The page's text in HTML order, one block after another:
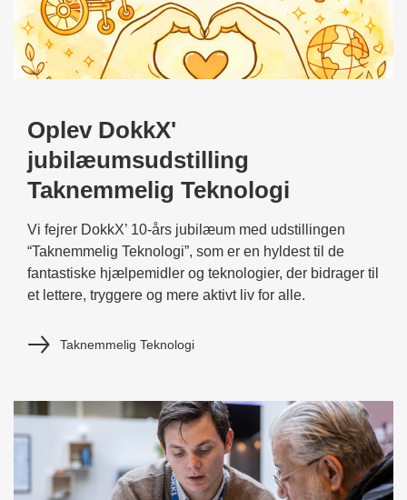
Oplev DokkX'
jubilæumsudstilling
Taknemmelig Teknologi
Vi fejrer DokkX’ 10-års jubilæum med udstillingen
“Taknemmelig Teknologi”, som er en hyldest til de
fantastiske hjælpemidler og teknologier, der bidrager til
et lettere, tryggere og mere aktivt liv for alle.
Taknemmelig Teknologi